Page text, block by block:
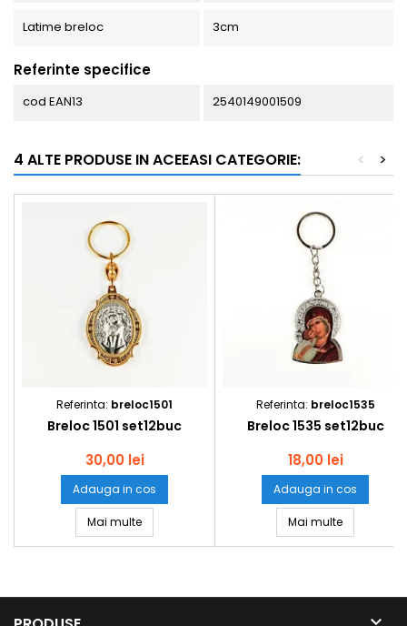
Latime breloc 3cm
Referinte specifice
cod EAN13 2540149001509
4 ALTE PRODUSE IN ACEEASI CATEGORIE: >
<
Referinta: breloc1501
Breloc 1501 set12buc
30,00 lei
Adauga in cos
Mai multeBreloc 1501 set12buc
Referinta: breloc1535
Breloc 1535 set12buc
18,00 lei
Adauga in cos
Mai multeBreloc